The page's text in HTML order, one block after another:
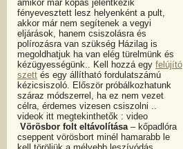
amikor már kopás jelentkezik
fényevesztett lesz helyenként a pult,
akkor már nem segítenek a vegyi
eljárások, hanem csiszolásra és
polírozásra van szükség Házilag is
megoldhatjuk ha van elég türelmünk és
kézügyességünk.. Kell hozzá egy felújító
szett és egy állítható fordulatszámú
kézicsiszoló. Először próbálkozhatunk
száraz módszerrel, ha ez nem vezet
célra, érdemes vizesen csiszolni ..
videok itt megtekinthetők : video
Vörösbor folt eltávolítása– kőpadlóra
cseppent vörösbort minél hamarabb le